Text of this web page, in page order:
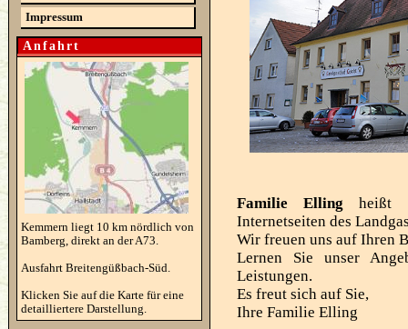
Impressum
Anfahrt
Kemmern liegt 10 km nördlich von
Bamberg, direkt an der A73.
Ausfahrt Breitengüßbach-Süd.
Klicken Sie auf die Karte für eine
detailliertere Darstellung.
Familie Elling heißt
Internetseiten des
Wir freuen uns auf Ihren
Lernen Sie unser
Leistungen.
Es freut sich auf Sie,
Ihre Familie Elling